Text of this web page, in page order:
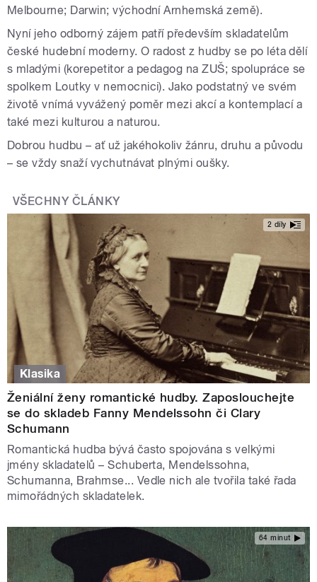
Melbourne; Darwin; východní Arnhemská země).
Nyní jeho odborný zájem patří především skladatelům
české hudební moderny. O radost z hudby se po léta dělí
s mladými (korepetitor a pedagog na ZUŠ; spolupráce se
spolkem Loutky v nemocnici). Jako podstatný ve svém
životě vnímá vyvážený poměr mezi akcí a kontemplací a
také mezi kulturou a naturou.
Dobrou hudbu – ať už jakéhokoliv žánru, druhu a původu
– se vždy snaží vychutnávat plnými oušky.
VŠECHNY ČLÁNKY
2 díly
Klasika
Ženiální ženy romantické hudby. Zaposlouchejte
se do skladeb Fanny Mendelssohn či Clary
Schumann
Romantická hudba bývá často spojována s velkými
jmény skladatelů – Schuberta, Mendelssohna,
Schumanna, Brahmse... Vedle nich ale tvořila také řada
mimořádných skladatelek.
64 minut